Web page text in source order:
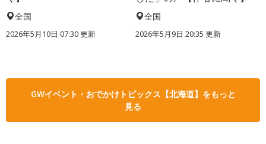
全国
2026年5月10日 07:30 更新
全国
2026年5月9日 20:35 更新
GWイベント・おでかけトピックス【北海道】をもっと
見る